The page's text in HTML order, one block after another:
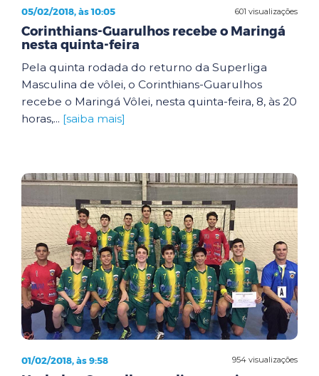
601 visualizações
05/02/2018, às 10:05
Corinthians-Guarulhos recebe o Maringá
nesta quinta-feira
Pela quinta rodada do returno da Superliga
Masculina de vôlei, o Corinthians-Guarulhos
recebe o Maringá Vôlei, nesta quinta-feira, 8, às 20
horas,... [saiba mais]
954 visualizações
01/02/2018, às 9:58